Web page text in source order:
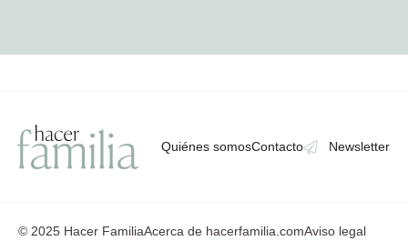
Quiénes somosContacto Newsletter
© 2025 Hacer FamiliaAcerca de hacerfamilia.comAviso legal